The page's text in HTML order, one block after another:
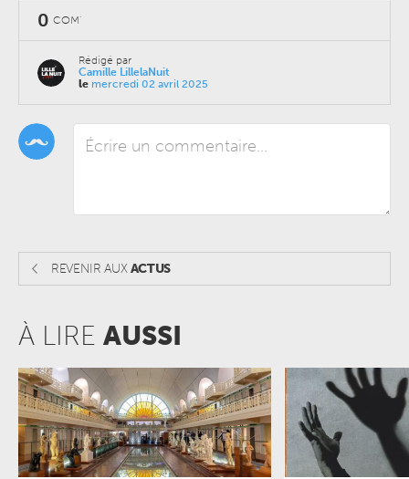
0 COM'
Rédigé par
Camille LillelaNuit
le mercredi 02 avril 2025
REVENIR AUXACTUS
À LIRE AUSSI